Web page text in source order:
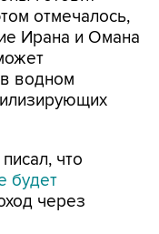
отмечалось,
Ирана и Омана
водном
что
будет
через